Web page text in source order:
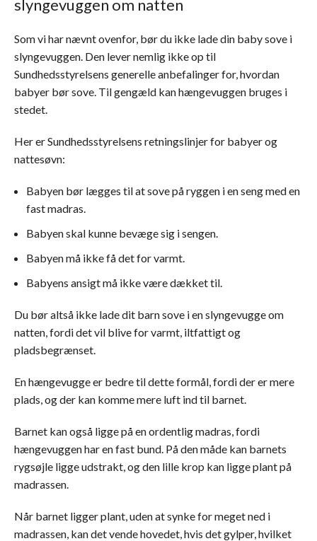
slyngevuggen om natten
Som vi har nævnt ovenfor, bør du ikke lade din baby sove i
slyngevuggen. Den lever nemlig ikke op til
Sundhedsstyrelsens generelle anbefalinger for, hvordan
babyer bør sove. Til gengæld kan hængevuggen bruges i
stedet.
Her er Sundhedsstyrelsens retningslinjer for babyer og
nattesøvn:
Babyen bør lægges til at sove på ryggen i en seng med en
fast madras.
Babyen skal kunne bevæge sig i sengen.
Babyen må ikke få det for varmt.
Babyens ansigt må ikke være dækket til.
Du bør altså ikke lade dit barn sove i en slyngevugge om
natten, fordi det vil blive for varmt, iltfattigt og
pladsbegrænset.
En hængevugge er bedre til dette formål, fordi der er mere
plads, og der kan komme mere luft ind til barnet.
Barnet kan også ligge på en ordentlig madras, fordi
hængevuggen har en fast bund. På den måde kan barnets
rygsøjle ligge udstrakt, og den lille krop kan ligge plant på
madrassen.
Når barnet ligger plant, uden at synke for meget ned i
madrassen, kan det vende hovedet, hvis det gylper, hvilket